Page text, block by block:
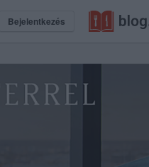
Bejelentkezés